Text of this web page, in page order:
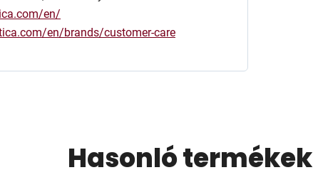
en/
en/brands/customer-care
Hasonló termékek